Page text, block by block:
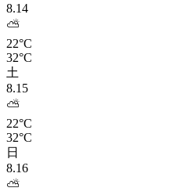
8.14
⛅
22°C
32°C
土
8.15
⛅
22°C
32°C
日
8.16
⛅